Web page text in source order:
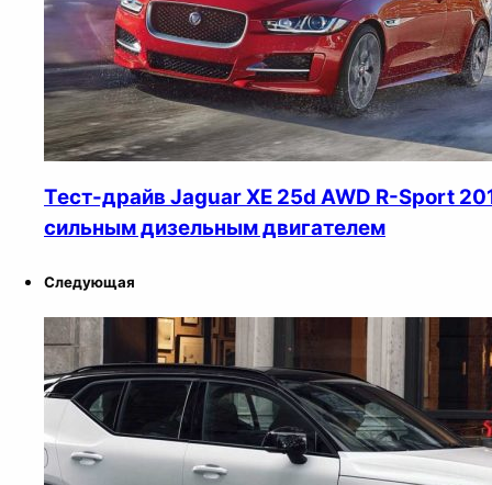
Тест-драйв Jaguar XE 25d AWD R-Sport
сильным дизельным двигателем
Следующая